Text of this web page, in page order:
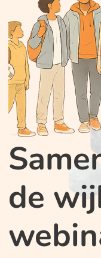
de